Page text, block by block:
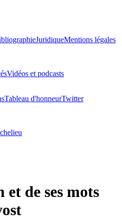
JuridiqueMentions légales
Vidéos et podcasts
Tableau d'honneurTwitter
de ses mots